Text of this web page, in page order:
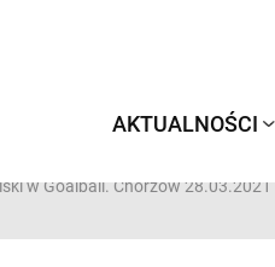
AKTUALNOŚCI
w Goalball. Chorzów 28.03.2021